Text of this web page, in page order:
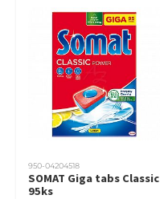
950-04204518
SOMAT Giga tabs Classic
95ks